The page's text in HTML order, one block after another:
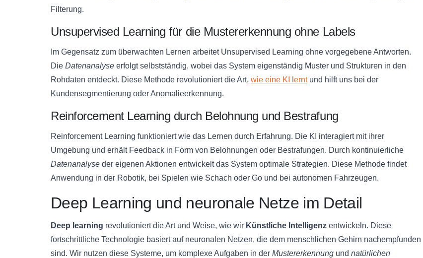
Filterung.
Unsupervised Learning für die Mustererkennung ohne Labels
Im Gegensatz zum überwachten Lernen arbeitet Unsupervised Learning ohne vorgegebene Antworten.
Die Datenanalyse erfolgt selbstständig, wobei das System eigenständig Muster und Strukturen in den
Rohdaten entdeckt. Diese Methode revolutioniert die Art, wie eine KI lerntund hilft uns bei der
Kundensegmentierung oder Anomalieerkennung.
Reinforcement Learning durch Belohnung und Bestrafung
Reinforcement Learning funktioniert wie das Lernen durch Erfahrung. Die KI interagiert mit ihrer
Umgebung und erhält Feedback in Form von Belohnungen oder Bestrafungen. Durch kontinuierliche
Datenanalyse der eigenen Aktionen entwickelt das System optimale Strategien. Diese Methode findet
Anwendung in der Robotik, bei Spielen wie Schach oder Go und bei autonomen Fahrzeugen.
Deep Learning und neuronale Netze im Detail
Deep learning revolutioniert die Art und Weise, wie wir Künstliche Intelligenz entwickeln. Diese
fortschrittliche Technologie basiert auf neuronalen Netzen, die dem menschlichen Gehirn nachempfunden
sind. Wir nutzen diese Systeme, um komplexe Aufgaben in der Mustererkennung und natürlichen